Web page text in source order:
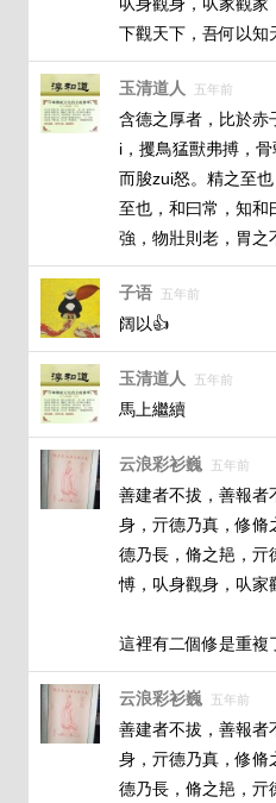
下觀天下，吾何以知
玉清道人 五年前
含德之厚者，比於赤
i，攫鳥猛獸弗搏，
而脧zui怒。精之至
至也，和曰常，知和
強，物壯則老，胃之
子语 五年前
阔以👍
玉清道人 五年前
馬上繼續
云浪彩衫巍 五年前
善建者不拔，善報者
身，亓德乃真，修脩
德乃長，脩之邫，亓
愽，㕥身觀身，㕥家
這裡有二個修是重複
云浪彩衫巍 五年前
善建者不拔，善報者
身，亓德乃真，修脩
德乃長，脩之邫，亓